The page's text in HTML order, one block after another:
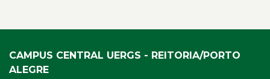
CAMPUS CENTRAL UERGS - REITORIA/PORTO
ALEGRE